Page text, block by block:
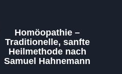
Homöopathie –
Traditionelle, sanfte
Heilmethode nach
Samuel Hahnemann